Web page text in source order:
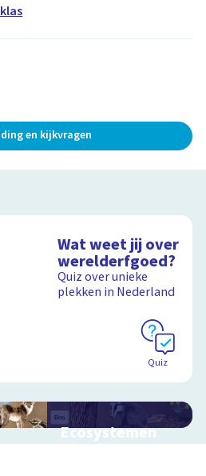
en kijkvragen
Wat weet jij over
werelderfgoed?
Quiz over unieke
plekken in Nederland
Quiz
Ecosystemen
Interactieve